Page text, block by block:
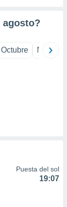
agosto?
Octubre
Puesta del sol
19:07